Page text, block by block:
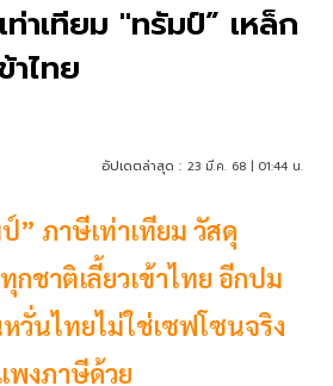
าเทียม "ทรัมป์” เหล็ก
าไทย
อัปเดตล่าสุด : 23 มี.ค. 68 | 01:44 น.
” ภาษีเท่าเทียม วัสดุ
กชาติเลี้ยวเข้าไทย อีกปม
วั่นไทยไม่ใช่เซฟโซนจริง
พงภาษีด้วย